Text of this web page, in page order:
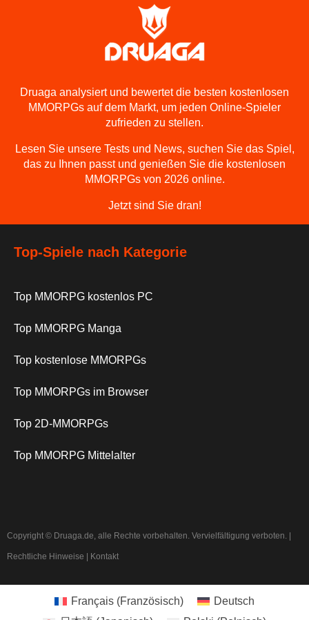
Druaga analysiert und bewertet die besten kostenlosen
MMORPGs auf dem Markt, um jeden Online-Spieler
zufrieden zu stellen.
Lesen Sie unsere Tests und News, suchen Sie das Spiel,
das zu Ihnen passt und genießen Sie die kostenlosen
MMORPGs von 2026 online.
Jetzt sind Sie dran!
Top-Spiele nach Kategorie
Top MMORPG kostenlos PC
Top MMORPG Manga
Top kostenlose MMORPGs
Top MMORPGs im Browser
Top 2D-MMORPGs
Top MMORPG Mittelalter
Copyright © Druaga.de, alle Rechte vorbehalten. Vervielfältigung verboten. |
Rechtliche Hinweise Kontakt
Français (Französisch)
Deutsch